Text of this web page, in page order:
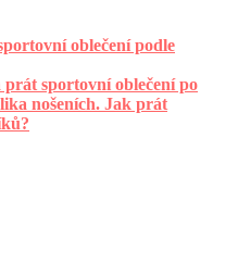
oblečení podle
prát sportovní oblečení po
nošeních. Jak prát